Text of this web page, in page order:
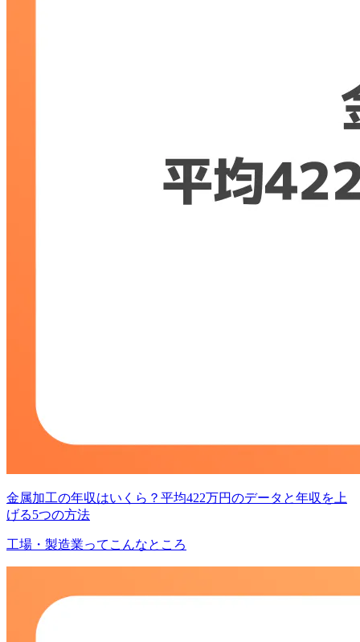
金属加工の年収はいくら？平均422万円のデータと年収を上
げる5つの方法
工場・製造業ってこんなところ